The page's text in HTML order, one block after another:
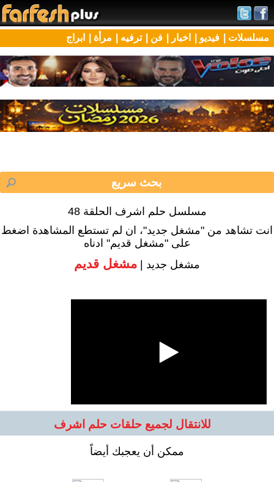
مسلسلات | فيديو | اخبار | فن | ترفيه | مرأة | ابراج
مسلسل حلم اشرف الحلقة 48
انت تشاهد من "مشغل جديد"، ان لم تستطع المشاهدة اضغط
على "مشغل قديم" ادناه
مشغل جديد | مشغل قديم
للانتقال لجميع حلقات حلم اشرف
ممكن أن يعجبك أيضاً